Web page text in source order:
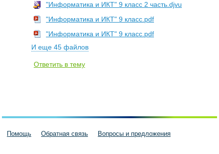
"Информатика и ИКТ" 9 класс 2 часть.djvu
"Информатика и ИКТ" 9 класс.pdf
"Информатика и ИКТ" 9 класс.pdf
И еще 45 файлов
Ответить в тему
Помощь Обратная связь Вопросы и предложения